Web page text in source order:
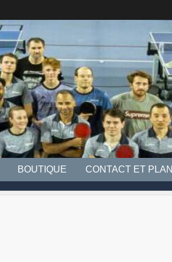
BOUTIQUE CONTACT ET PLAN